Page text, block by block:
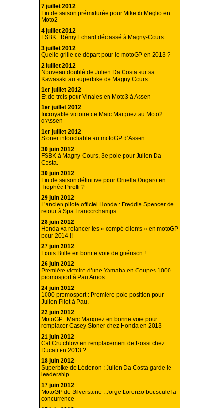
7 juillet 2012
Fin de saison prématurée pour Mike di Meglio en
Moto2
4 juillet 2012
FSBK : Rémy Echard déclassé à Magny-Cours.
3 juillet 2012
Quelle grille de départ pour le motoGP en 2013 ?
2 juillet 2012
Nouveau doublé de Julien Da Costa sur sa
Kawasaki au superbike de Magny Cours.
1er juillet 2012
Et de trois pour Vinales en Moto3 à Assen
1er juillet 2012
Incroyable victoire de Marc Marquez au Moto2
d’Assen
1er juillet 2012
Stoner intouchable au motoGP d’Assen
30 juin 2012
FSBK à Magny-Cours, 3e pole pour Julien Da
Costa.
30 juin 2012
Fin de saison définitive pour Ornella Ongaro en
Trophée Pirelli ?
29 juin 2012
L’ancien pilote officiel Honda : Freddie Spencer de
retour à Spa Francorchamps
28 juin 2012
Honda va relancer les « compé-clients » en motoGP
pour 2014 !!
27 juin 2012
Louis Bulle en bonne voie de guérison !
26 juin 2012
Première victoire d’une Yamaha en Coupes 1000
promosport à Pau Arnos
24 juin 2012
1000 promosport : Première pole position pour
Julien Pilot à Pau.
22 juin 2012
MotoGP : Marc Marquez en bonne voie pour
remplacer Casey Stoner chez Honda en 2013
21 juin 2012
Cal Crutchlow en remplacement de Rossi chez
Ducati en 2013 ?
18 juin 2012
Superbike de Lédenon : Julien Da Costa garde le
leadership
17 juin 2012
MotoGP de Silverstone : Jorge Lorenzo bouscule la
concurrence